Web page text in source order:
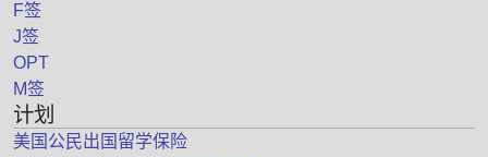
F签
J签
OPT
M签
计划
美国公民出国留学保险